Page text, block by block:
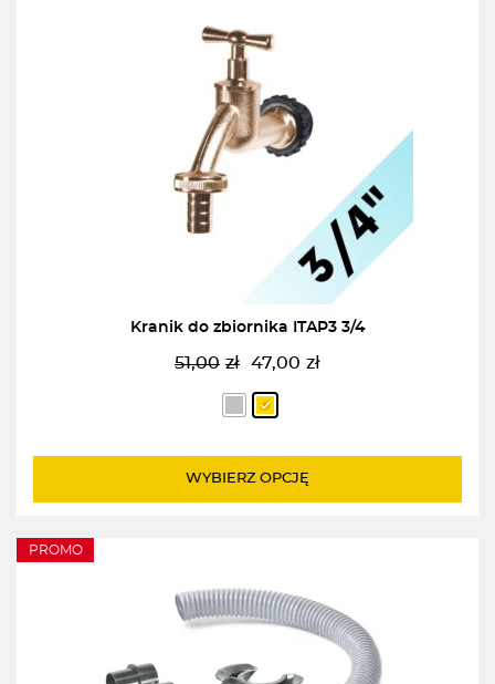
Kranik do zbiornika ITAP3 3/4
51,00 zł
Pierwotna
cena
wynosiła:
47,00 zł
Aktualna
cena
wynosi:
WYBIERZ OPCJĘ
PROMO